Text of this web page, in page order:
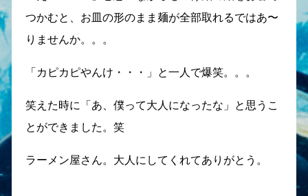
つかむと、お皿の形のまま麺が全部取れるではあ〜
りませんか。。。
「カピカピやんけ・・・」と一人で爆笑。。。
笑えた時に「あ、僕って大人になったな」と思うこ
とができました。笑
ラーメン屋さん。大人にしてくれてありがとう。